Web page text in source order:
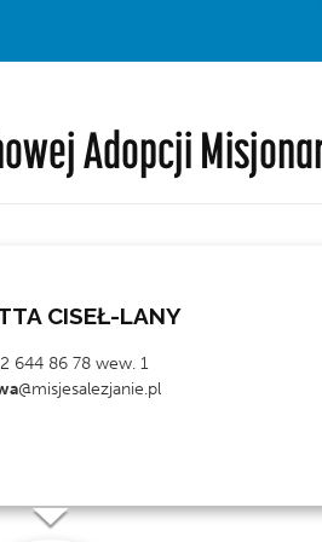
Adopcji
CISEŁ-LANY
644 86 78 wew. 1
@misjesalezjanie.pl